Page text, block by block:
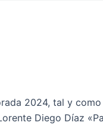
2024, tal y
Diego Díaz